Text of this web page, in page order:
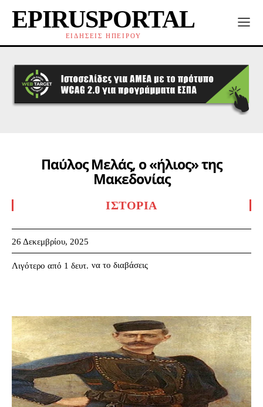
EPIRUSPORTAL
ΕΙΔΗΣΕΙΣ ΗΠΕΙΡΟΥ
Παύλος Μελάς, ο «ήλιος» της
Μακεδονίας
ΙΣΤΟΡΊΑ
26 Δεκεμβρίου, 2025
Λιγότερο από 1 δευτ. να το διαβάσεις